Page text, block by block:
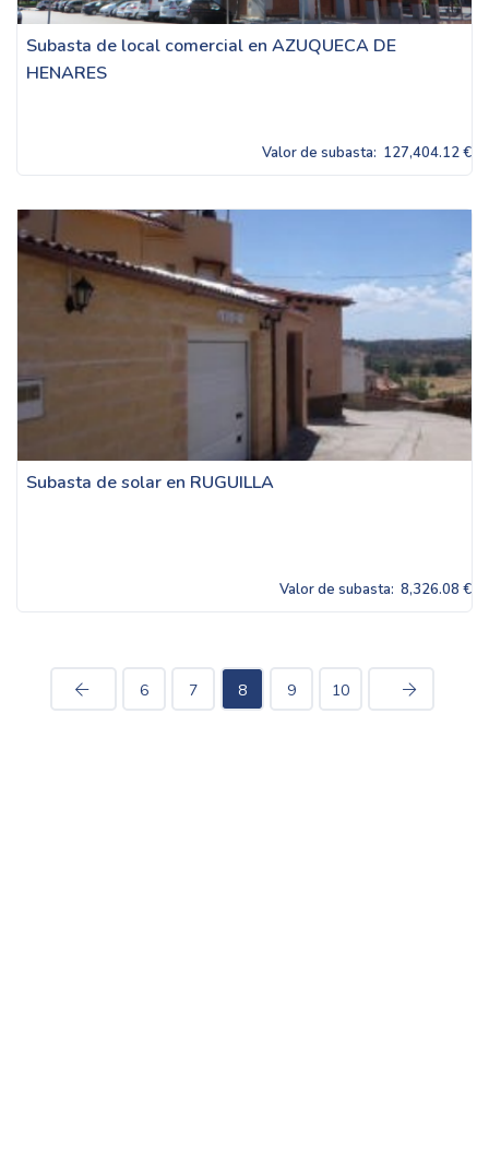
Subasta de local comercial en AZUQUECA DE
HENARES
Valor de subasta: 127,404.12 €
Subasta de solar en RUGUILLA
Valor de subasta: 8,326.08 €
6 7 8 9 10